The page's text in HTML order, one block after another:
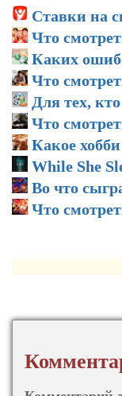
Ставки на
Что
Каких
Что
Для тех,
Что
Какое
While She
Во что
Что